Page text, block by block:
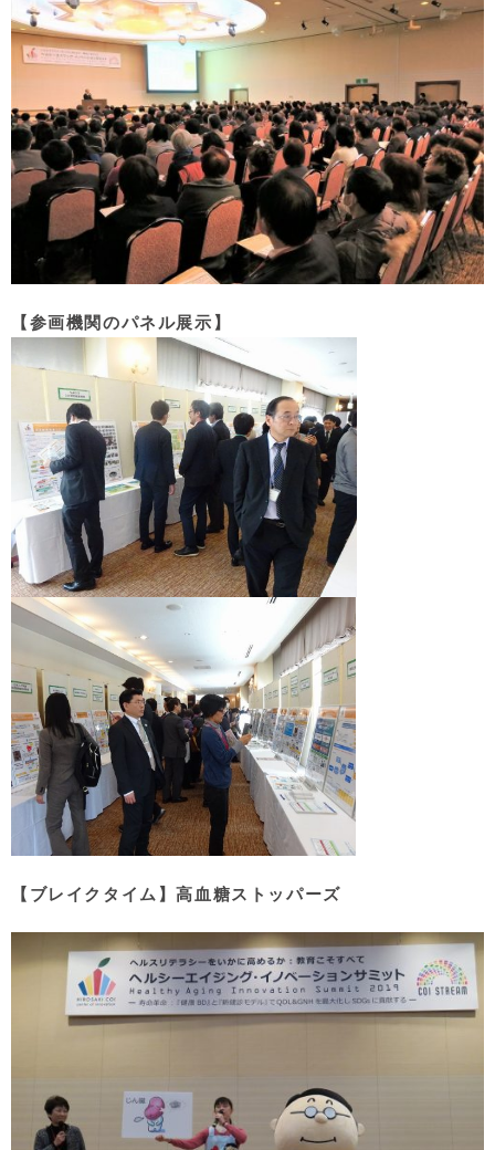
【参画機関のパネル展示】
【ブレイクタイム】高血糖ストッパーズ